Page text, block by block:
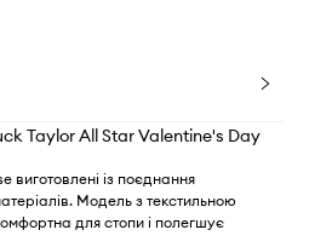
Taylor All Star Valentine's Day
виготовлені із поєднання
Модель з текстильною
для стопи і полегшує